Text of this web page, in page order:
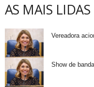
AS MAIS LIDAS
Vereadora
Show de